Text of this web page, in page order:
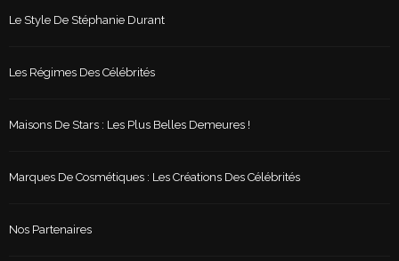
Le Style De Stéphanie Durant
Les Régimes Des Célébrités
Maisons De Stars : Les Plus Belles Demeures !
Marques De Cosmétiques : Les Créations Des Célébrités
Nos Partenaires